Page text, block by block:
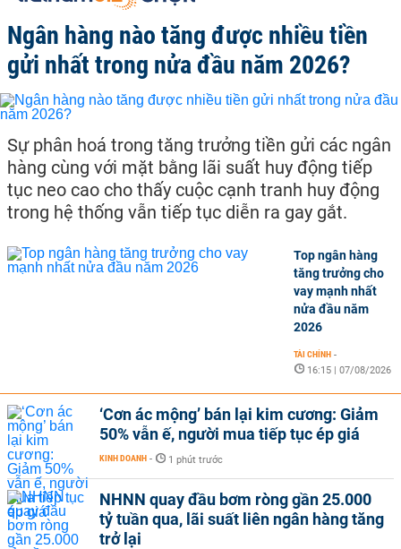
Ngân hàng nào tăng được nhiều tiền
gửi nhất trong nửa đầu năm 2026?
Sự phân hoá trong tăng trưởng tiền gửi các ngân
hàng cùng với mặt bằng lãi suất huy động tiếp
tục neo cao cho thấy cuộc cạnh tranh huy động
trong hệ thống vẫn tiếp tục diễn ra gay gắt.
Top ngân hàng
tăng trưởng cho
vay mạnh nhất
nửa đầu năm
2026
TÀI CHÍNH -
16:15 | 07/08/2026
‘Cơn ác mộng’ bán lại kim cương: Giảm
50% vẫn ế, người mua tiếp tục ép giá
KINH DOANH - 1 phút trước
NHNN quay đầu bơm ròng gần 25.000
tỷ tuần qua, lãi suất liên ngân hàng tăng
trở lại